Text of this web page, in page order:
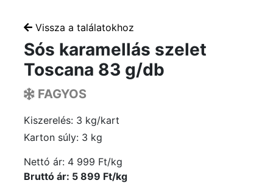
Vissza a találatokhoz
Sós karamellás szelet
Toscana 83 g/db
FAGYOS
Kiszerelés: 3 kg/kart
Karton súly: 3 kg
Nettó ár: 4 999 Ft/kg
Bruttó ár: 5 899 Ft/kg